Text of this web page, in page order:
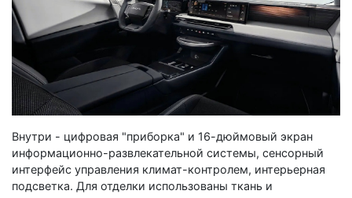
Внутри - цифровая "приборка" и 16-дюймовый экран
информационно-развлекательной системы, сенсорный
интерфейс управления климат-контролем, интерьерная
подсветка. Для отделки использованы ткань и